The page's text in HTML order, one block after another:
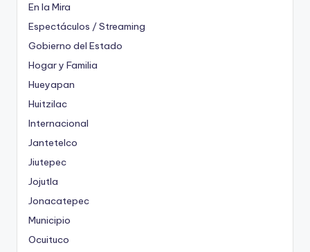
En la Mira
Espectáculos / Streaming
Gobierno del Estado
Hogar y Familia
Hueyapan
Huitzilac
Internacional
Jantetelco
Jiutepec
Jojutla
Jonacatepec
Municipio
Ocuituco